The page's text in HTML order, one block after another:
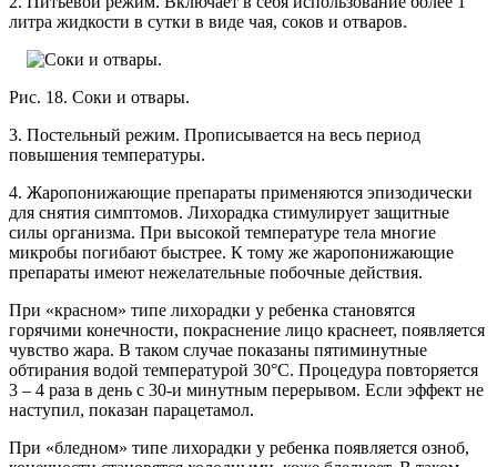
литра жидкости в сутки в виде чая, соков и отваров.
Рис. 18. Соки и отвары.
3. Постельный режим. Прописывается на весь период
повышения температуры.
4. Жаропонижающие препараты применяются эпизодически
для снятия симптомов. Лихорадка стимулирует защитные
силы организма. При высокой температуре тела многие
микробы погибают быстрее. К тому же жаропонижающие
препараты имеют нежелательные побочные действия.
При «красном» типе лихорадки у ребенка становятся
горячими конечности, покраснение лицо краснеет, появляется
чувство жара. В таком случае показаны пятиминутные
обтирания водой температурой 30°С. Процедура повторяется
3 – 4 раза в день с 30-и минутным перерывом. Если эффект не
наступил, показан парацетамол.
При «бледном» типе лихорадки у ребенка появляется озноб,